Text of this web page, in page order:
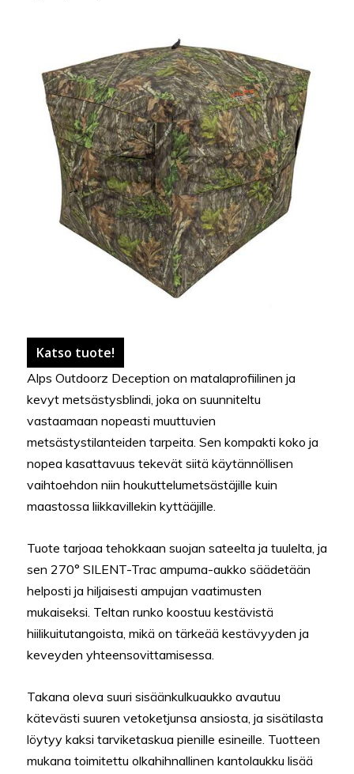
Katso tuote!
Alps Outdoorz Deception on matalaprofiilinen ja
kevyt metsästysblindi, joka on suunniteltu
vastaamaan nopeasti muuttuvien
metsästystilanteiden tarpeita. Sen kompakti koko ja
nopea kasattavuus tekevät siitä käytännöllisen
vaihtoehdon niin houkuttelumetsästäjille kuin
maastossa liikkavillekin kyttääjille.
Tuote tarjoaa tehokkaan suojan sateelta ja tuulelta, ja
sen 270° SILENT-Trac ampuma-aukko säädetään
helposti ja hiljaisesti ampujan vaatimusten
mukaiseksi. Teltan runko koostuu kestävistä
hiilikuitutangoista, mikä on tärkeää kestävyyden ja
keveyden yhteensovittamisessa.
Takana oleva suuri sisäänkulkuaukko avautuu
kätevästi suuren vetoketjunsa ansiosta, ja sisätilasta
löytyy kaksi tarviketaskua pienille esineille. Tuotteen
mukana toimitettu olkahihnallinen kantolaukku lisää